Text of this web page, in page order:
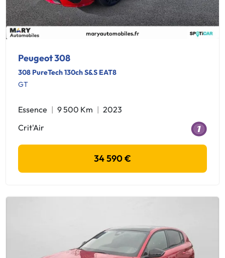
Peugeot 308
308 PureTech 130ch S&S EAT8
GT
Essence 9 500 Km
2023
Crit'Air
34 590 €